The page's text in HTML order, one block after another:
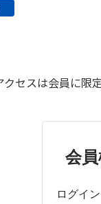
クセスは会員に限
会
ログイ